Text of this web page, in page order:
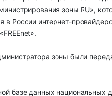
зоны RU»,
России интернет-
зоны были
базе данных национальных